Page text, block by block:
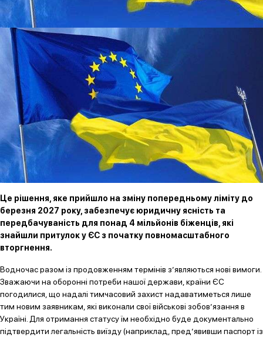
Це рішення, яке прийшло на зміну попередньому ліміту до
березня 2027 року, забезпечує юридичну ясність та
передбачуваність для понад 4 мільйонів біженців, які
знайшли притулок у ЄС з початку повномасштабного
вторгнення.
Водночас разом із продовженням термінів з’являються нові вимоги.
Зважаючи на оборонні потреби нашої держави, країни ЄС
погодилися, що надалі тимчасовий захист надаватиметься лише
тим новим заявникам, які виконали свої військові зобов’язання в
Україні. Для отримання статусу їм необхідно буде документально
підтвердити легальність виїзду (наприклад, пред’явивши паспорт із